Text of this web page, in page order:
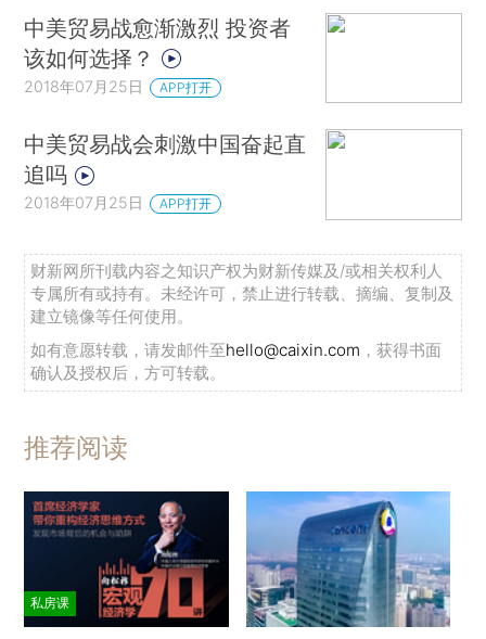
中美贸易战愈渐激烈 投资者
该如何选择？
2018年07月25日 APP打开
中美贸易战会刺激中国奋起直
追吗
2018年07月25日 APP打开
财新网所刊载内容之知识产权为财新传媒及/或相关权利人
专属所有或持有。未经许可，禁止进行转载、摘编、复制及
建立镜像等任何使用。
如有意愿转载，请发邮件至hello@caixin.com ，获得书面
确认及授权后，方可转载。
推荐阅读
私房课